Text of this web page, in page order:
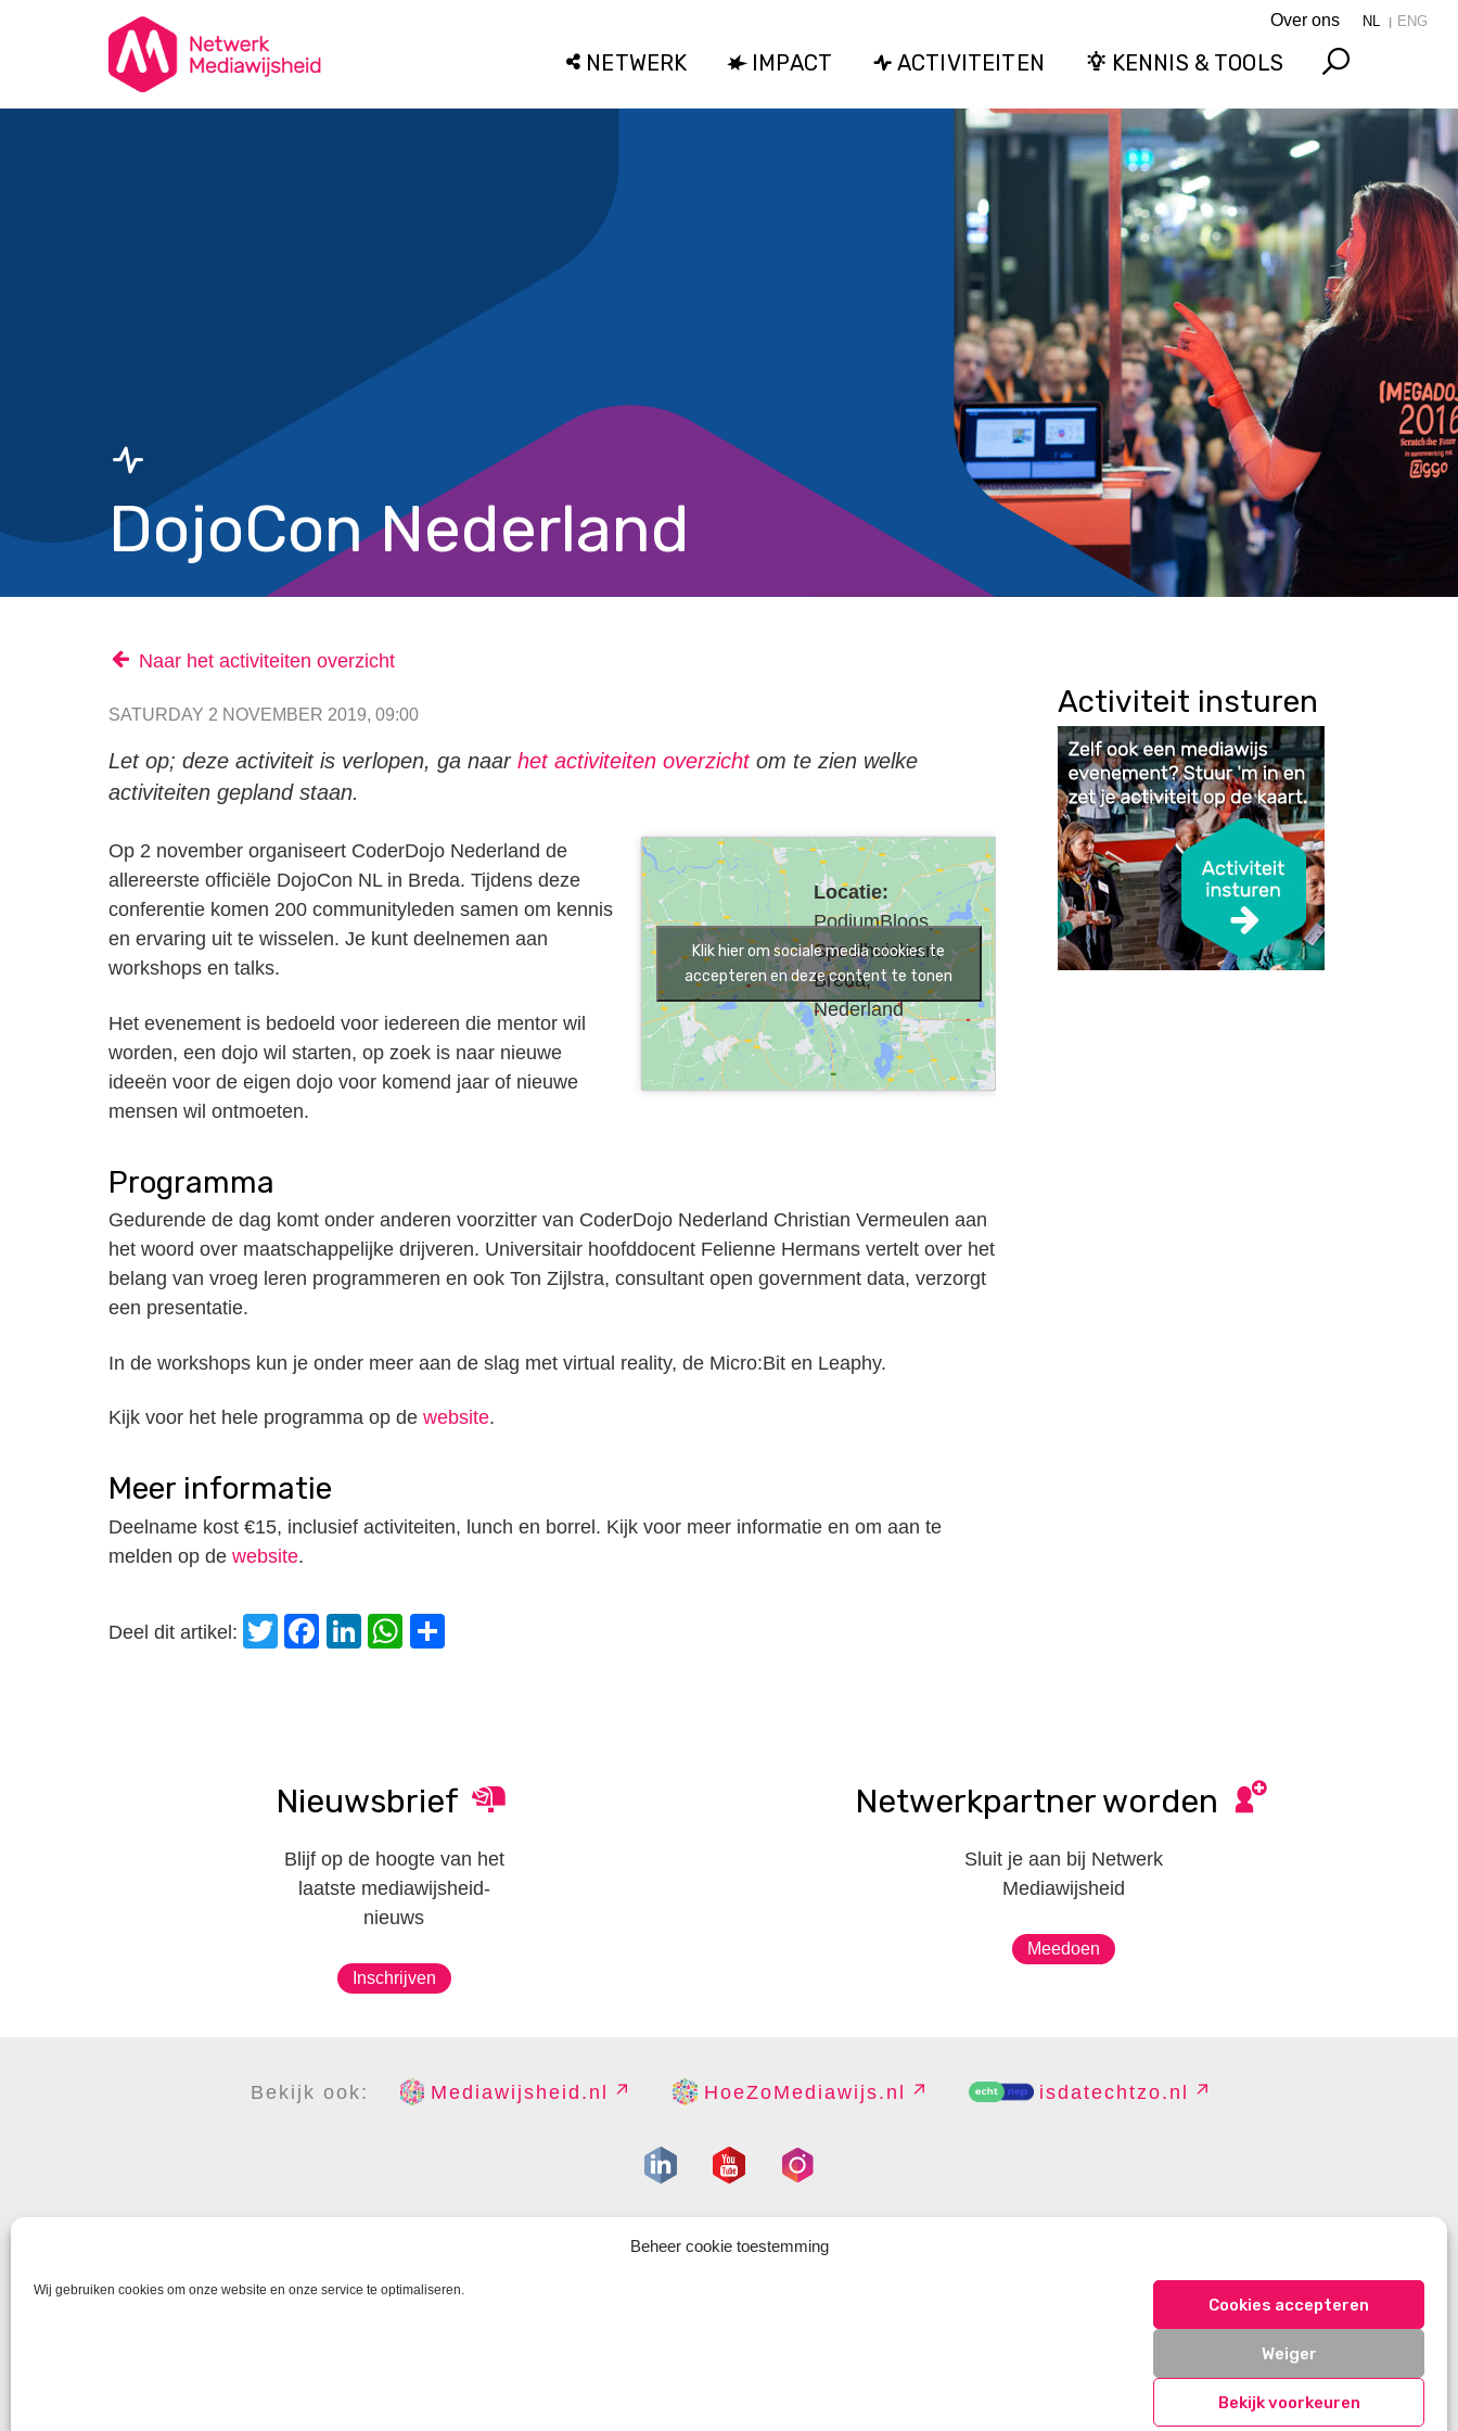
Beheer cookie toestemming
Wij gebruiken cookies om onze website en onze service te optimaliseren.
Cookies accepteren
Weiger
Bekijk voorkeuren
Over ons NL ENG
NETWERK IMPACT ACTIVITEITEN KENNIS & TOOLS
Search
DojoCon Nederland
Naar het activiteiten overzicht
SATURDAY 2 NOVEMBER 2019, 09:00
Let op; deze activiteit is verlopen, ga naar het activiteiten overzichtom te zien welke
activiteiten gepland staan.
Locatie:
PodiumBloos,
Speelhuislaan,
Breda,
Nederland
Klik hier om sociale media cookies te
accepteren en deze content te tonen
Op 2 november organiseert CoderDojo Nederland de
allereerste officiële DojoCon NL in Breda. Tijdens deze
conferentie komen 200 communityleden samen om kennis
en ervaring uit te wisselen. Je kunt deelnemen aan
workshops en talks.
Het evenement is bedoeld voor iedereen die mentor wil
worden, een dojo wil starten, op zoek is naar nieuwe
ideeën voor de eigen dojo voor komend jaar of nieuwe
mensen wil ontmoeten.
Programma
Gedurende de dag komt onder anderen voorzitter van CoderDojo Nederland Christian Vermeulen aan
het woord over maatschappelijke drijveren. Universitair hoofddocent Felienne Hermans vertelt over het
belang van vroeg leren programmeren en ook Ton Zijlstra, consultant open government data, verzorgt
een presentatie.
In de workshops kun je onder meer aan de slag met virtual reality, de Micro:Bit en Leaphy.
Kijk voor het hele programma op de website.
Meer informatie
Deelname kost €15, inclusief activiteiten, lunch en borrel. Kijk voor meer informatie en om aan te
melden op de website.
Deel dit artikel: Twitter
Facebook
LinkedIn
WhatsApp
Activiteit insturen
Nieuwsbrief
Blijf op de hoogte van het
laatste mediawijsheid-
nieuws
Inschrijven
Netwerkpartner worden
Sluit je aan bij Netwerk
Mediawijsheid
Meedoen
Bekijk ook: Mediawijsheid.nl HoeZoMediawijs.nl isdatechtzo.nl